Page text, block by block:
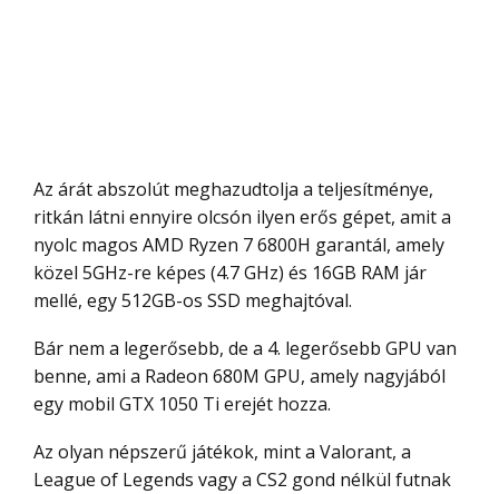
Az árát abszolút meghazudtolja a teljesítménye,
ritkán látni ennyire olcsón ilyen erős gépet, amit a
nyolc magos AMD Ryzen 7 6800H garantál, amely
közel 5GHz-re képes (4.7 GHz) és 16GB RAM jár
mellé, egy 512GB-os SSD meghajtóval.
Bár nem a legerősebb, de a 4. legerősebb GPU van
benne, ami a Radeon 680M GPU, amely nagyjából
egy mobil GTX 1050 Ti erejét hozza.
Az olyan népszerű játékok, mint a Valorant, a
League of Legends vagy a CS2 gond nélkül futnak